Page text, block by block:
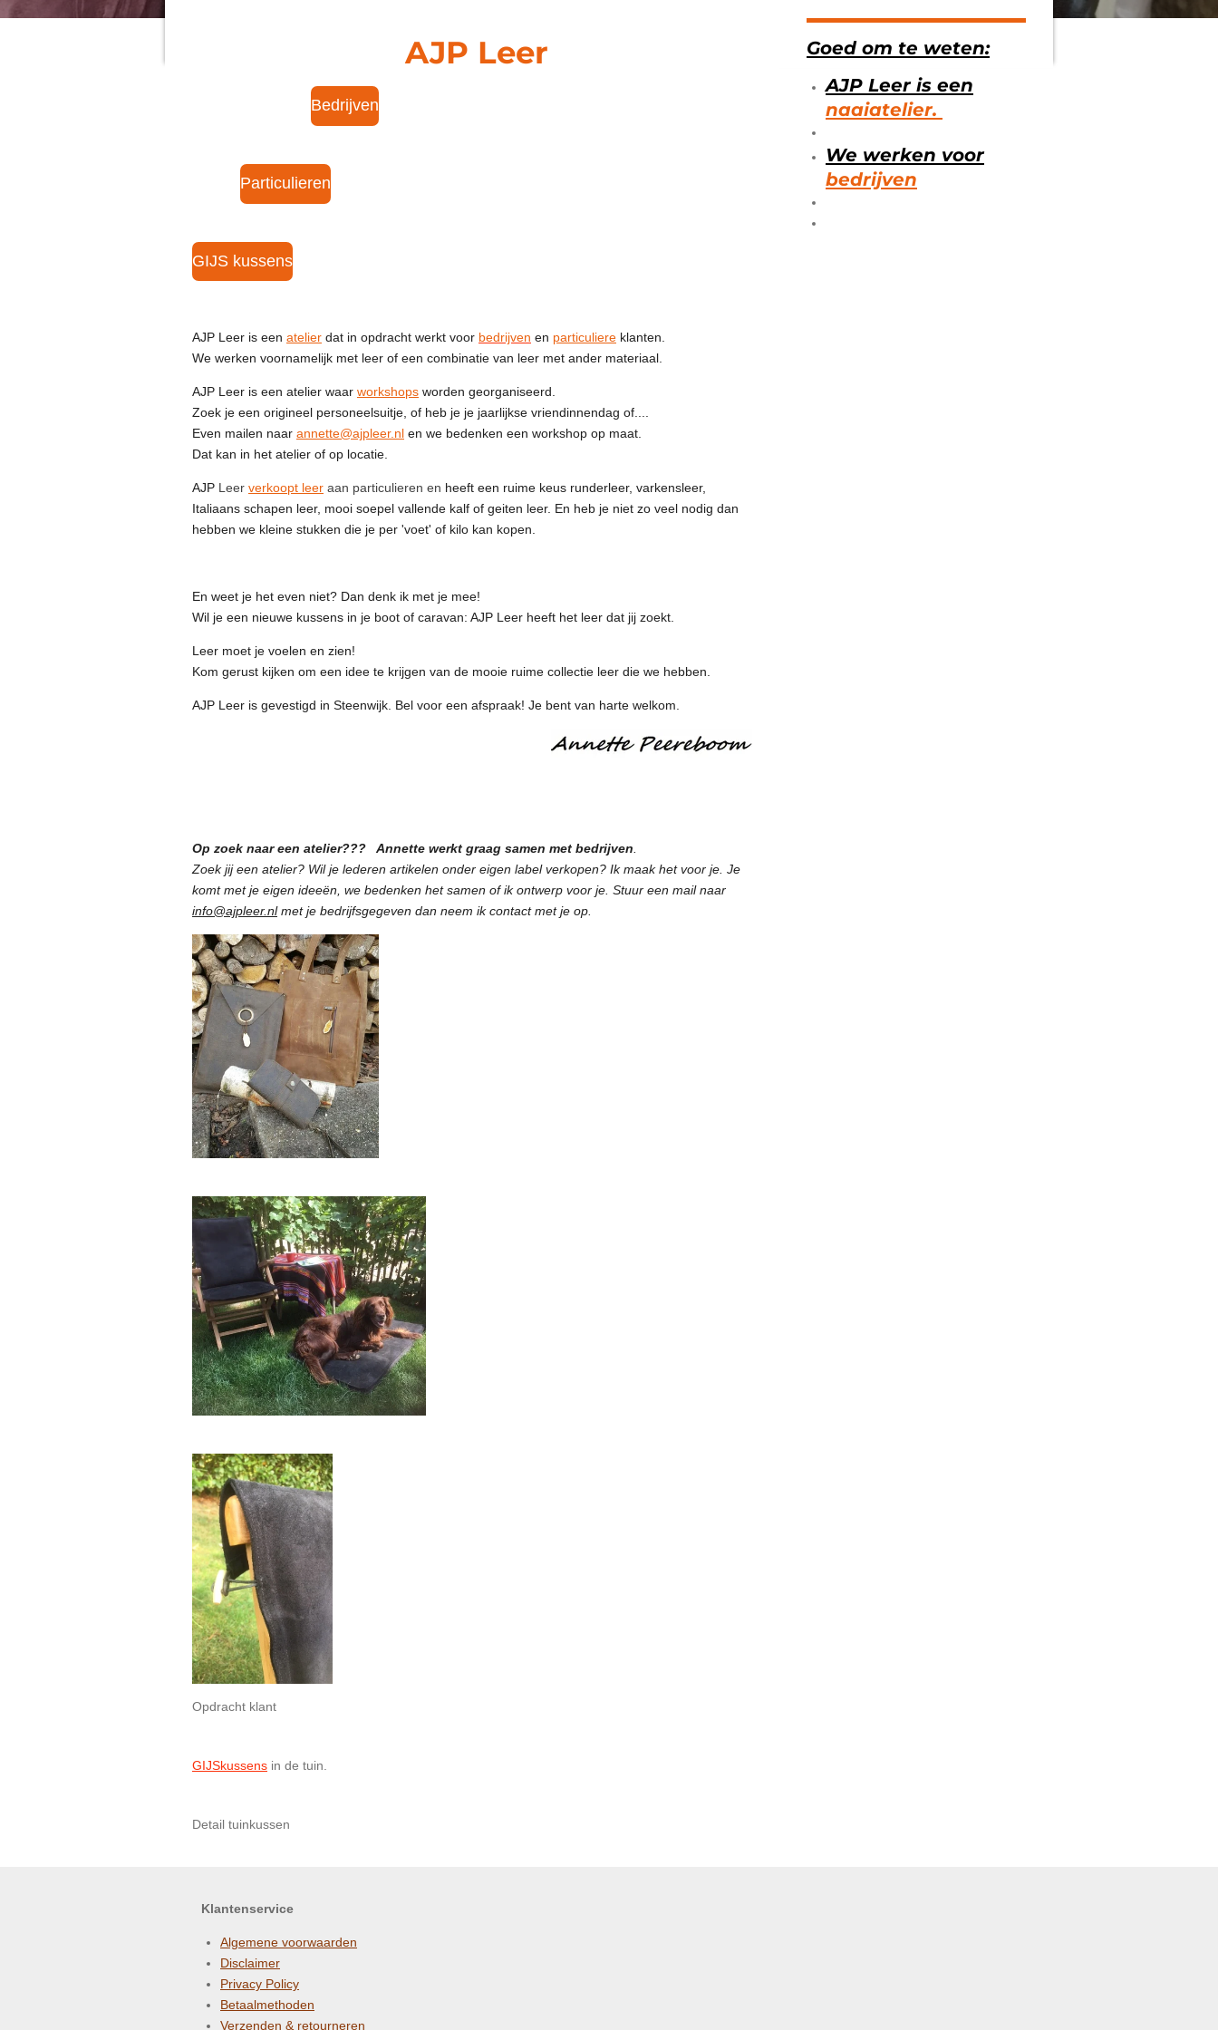
AJP Leer
Bedrijven
Particulieren
GIJS kussens
AJP Leer is een atelier dat in opdracht werkt voor bedrijven en particuliere klanten.
We werken voornamelijk met leer of een combinatie van leer met ander materiaal.
AJP Leer is een atelier waar workshops worden georganiseerd.
Zoek je een origineel personeelsuitje, of heb je je jaarlijkse vriendinnendag of....
Even mailen naar annette@ajpleer.nl en we bedenken een workshop op maat.
Dat kan in het atelier of op locatie.
AJP Leer verkoopt leer aan particulieren en heeft een ruime keus runderleer, varkensleer,
Italiaans schapen leer, mooi soepel vallende kalf of geiten leer. En heb je niet zo veel nodig dan
hebben we kleine stukken die je per 'voet' of kilo kan kopen.
En weet je het even niet? Dan denk ik met je mee!
Wil je een nieuwe kussens in je boot of caravan: AJP Leer heeft het leer dat jij zoekt.
Leer moet je voelen en zien!
Kom gerust kijken om een idee te krijgen van de mooie ruime collectie leer die we hebben.
AJP Leer is gevestigd in Steenwijk. Bel voor een afspraak! Je bent van harte welkom.
Op zoek naar een atelier??? Annette werkt graag samen met bedrijven
Zoek jij een atelier? Wil je lederen artikelen onder eigen label verkopen? Ik maak het voor je. Je
komt met je eigen ideeën, we bedenken het samen of ik ontwerp voor je. Stuur een mail naar
info@ajpleer.nlmet je bedrijfsgegeven dan neem ik contact met je op.
Opdracht klant
GIJSkussens in de tuin.
Detail tuinkussen
Goed om te weten:
AJP Leer is een
naaiatelier.
We werken voor
bedrijven
Klantenservice
Algemene voorwaarden
Disclaimer
Privacy Policy
Betaalmethoden
Verzenden & retourneren